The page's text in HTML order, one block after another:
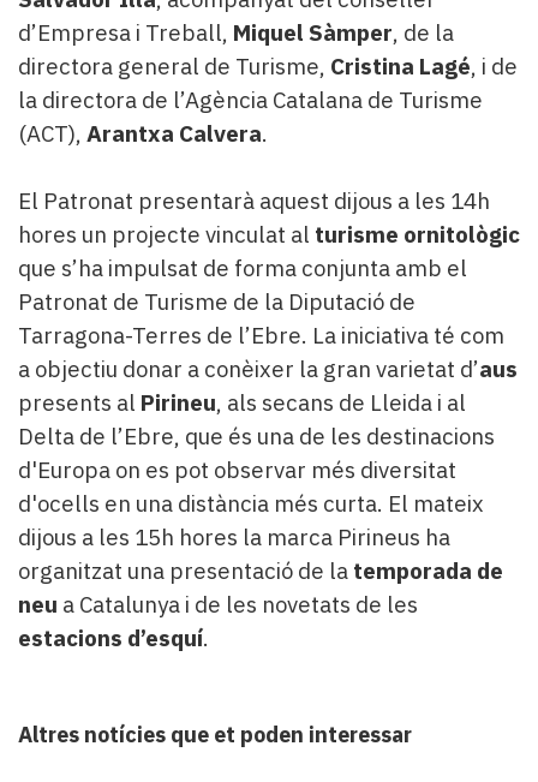
d’Empresa i Treball, Miquel Sàmper, de la
directora general de Turisme, Cristina Lagé, i de
la directora de l’Agència Catalana de Turisme
(ACT), Arantxa Calvera.
El Patronat presentarà aquest dijous a les 14h
hores un projecte vinculat al turisme ornitològic
que s’ha impulsat de forma conjunta amb el
Patronat de Turisme de la Diputació de
Tarragona-Terres de l’Ebre. La iniciativa té com
a objectiu donar a conèixer la gran varietat d’aus
presents al Pirineu, als secans de Lleida i al
Delta de l’Ebre, que és una de les destinacions
d'Europa on es pot observar més diversitat
d'ocells en una distància més curta. El mateix
dijous a les 15h hores la marca Pirineus ha
organitzat una presentació de la temporada de
neu a Catalunya i de les novetats de les
estacions d’esquí.
Altres notícies que et poden interessar